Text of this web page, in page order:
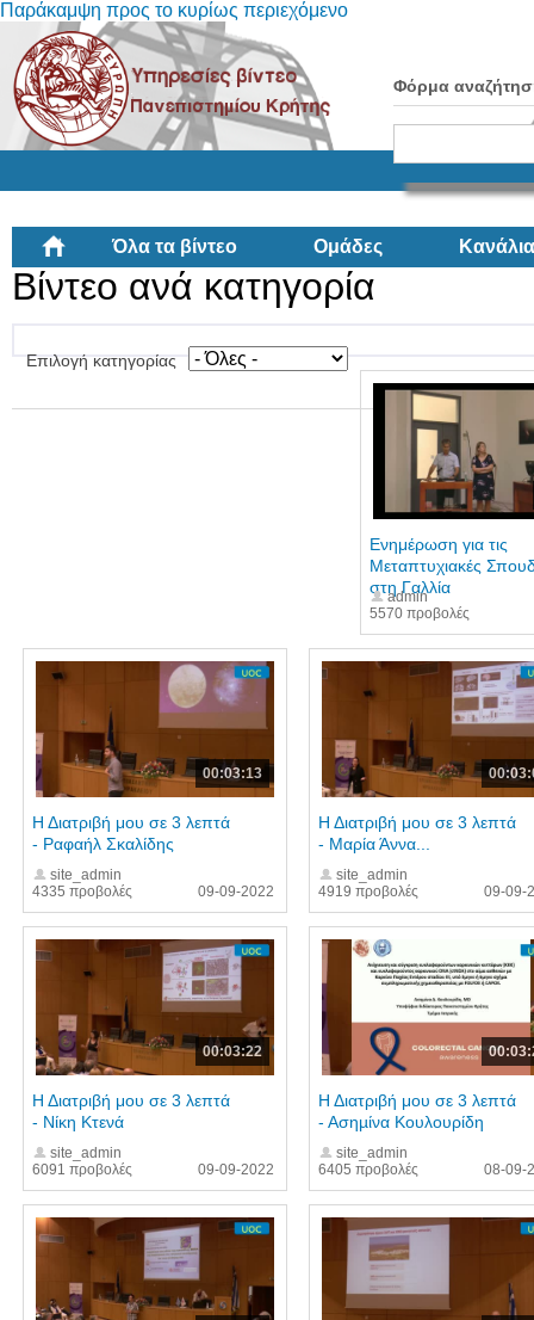
Παράκαμψη προς το κυρίως περιεχόμενο
Φόρμα
Όλα τα βίντεο Ομάδες Κανάλια
Βίντεο ανά κατηγορία
Επιλογή κατηγορίας
5570 προβολές
Ενημέρωση για τις
Μεταπτυχιακές
στη Γαλλία
admin
00:03:13
4335 προβολές
Η Διατριβή μου σε 3 λεπτά
- Ραφαήλ Σκαλίδης
site_admin
09-09-2022
4919 προβολές
Η Διατριβή μου σε 3 λεπτά
- Μαρία Άννα...
site_admin
09-09-
00:03:22
6091 προβολές
Η Διατριβή μου σε 3 λεπτά
- Νίκη Κτενά
site_admin
09-09-2022
6405 προβολές
Η Διατριβή μου σε 3 λεπτά
- Ασηµίνα Κουλουρίδη
site_admin
08-09-